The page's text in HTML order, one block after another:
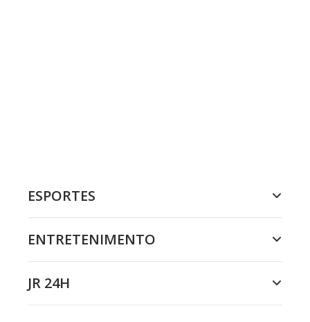
ESPORTES
ENTRETENIMENTO
JR 24H